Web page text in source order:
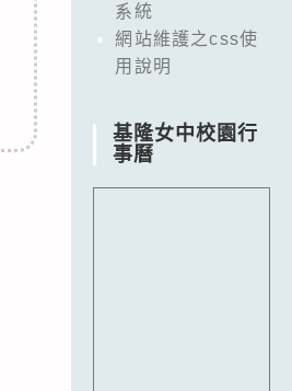
系統
網站維護之css使
用說明
基隆女中校園行
事曆